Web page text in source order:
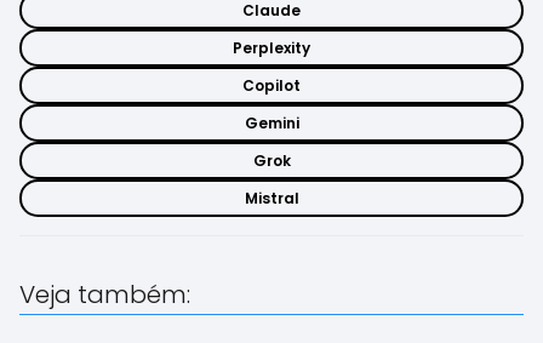
Claude
Perplexity
Copilot
Gemini
Grok
Mistral
Veja também: